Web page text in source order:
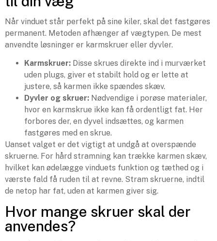
Når vinduet står perfekt på sine kiler, skal det fastgøres
permanent. Metoden afhænger af vægtypen. De mest
anvendte løsninger er karmskruer eller dyvler.
Karmskruer: Disse skrues direkte ind i murværket
uden plugs, giver et stabilt hold og er lette at
justere, så karmen ikke spændes skæv.
Dyvler og skruer: Nødvendige i porøse materialer,
hvor en karmskrue ikke kan få ordentligt fat. Her
forbores der, en dyvel indsættes, og karmen
fastgøres med en skrue.
Uanset valget er det vigtigt at undgå at overspænde
skruerne. For hård stramning kan trække karmen skæv,
hvilket kan ødelægge vinduets funktion og tæthed og i
værste fald få ruden til at revne. Stram skruerne, indtil
de netop har fat, uden at karmen giver sig.
Hvor mange skruer skal der
anvendes?